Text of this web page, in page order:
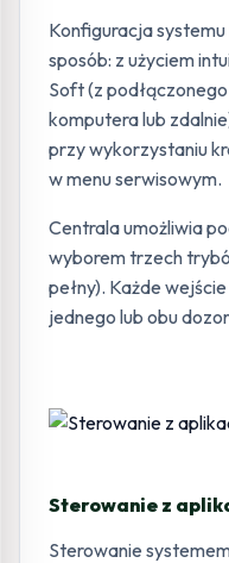
Konfiguracja
sposób: z użyciem
Soft (z
komputera lub
przy wykorzystaniu
w menu serwisowym.
Centrala umożliwia
wyborem trzech
pełny). Każde
jednego lub obu
Sterowanie z
Sterowanie